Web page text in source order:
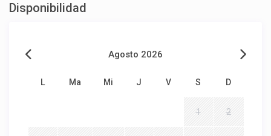
Disponibilidad
Agosto 2026
L Ma Mi J V S D
1 2